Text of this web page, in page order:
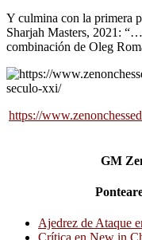
Y culmina con la primera
Sharjah Masters, 2021:
combinación de Oleg
https://
GM
Ajedrez de Ataque